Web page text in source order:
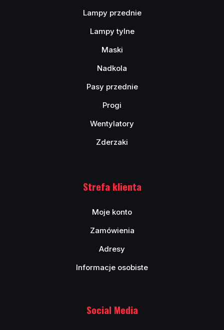
Lampy przednie
Lampy tylne
Maski
Nadkola
Pasy przednie
Progi
Wentylatory
Zderzaki
Strefa klienta
Moje konto
Zamówienia
Adresy
Informacje osobiste
Social Media